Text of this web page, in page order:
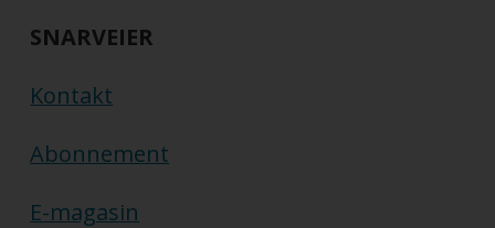
SNARVEIER
Kontakt
Abonnement
E-magasin